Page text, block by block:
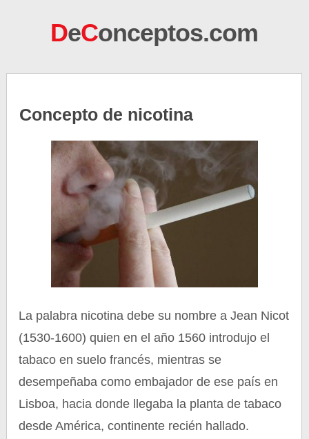
DeConceptos.com
Concepto de nicotina
La palabra nicotina debe su nombre a Jean Nicot
(1530-1600) quien en el año 1560 introdujo el
tabaco en suelo francés, mientras se
desempeñaba como embajador de ese país en
Lisboa, hacia donde llegaba la planta de tabaco
desde América, continente recién hallado.